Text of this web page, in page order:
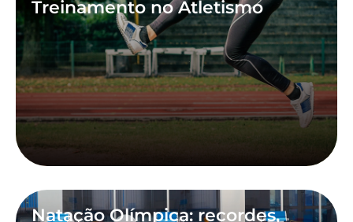
Treinamento no Atletismo
Natação Olímpica: recordes,